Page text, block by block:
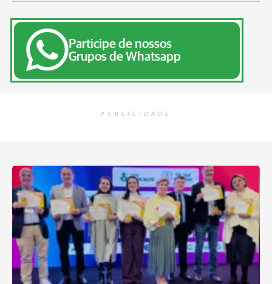
Participe de nossos
Grupos de Whatsapp
PUBLICIDADE